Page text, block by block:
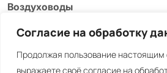
Согласие на обработку
Продолжая пользование
выражаете своё согласие на
Воздуховоды
Информация